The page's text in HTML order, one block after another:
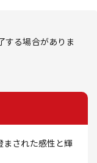
する場合がありま
された感性と輝